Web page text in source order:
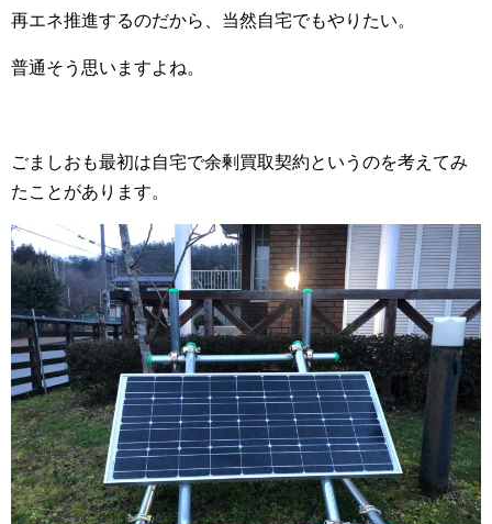
再エネ推進するのだから、当然自宅でもやりたい。
普通そう思いますよね。
ごましおも最初は自宅で余剰買取契約というのを考えてみ
たことがあります。